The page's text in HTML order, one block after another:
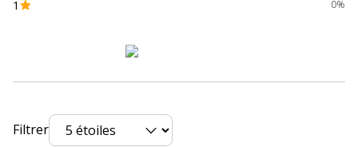
Produit compostable
Produit rechargeable
Produit sans plastique Non
Produit recyclable
1 0%
Filtrer